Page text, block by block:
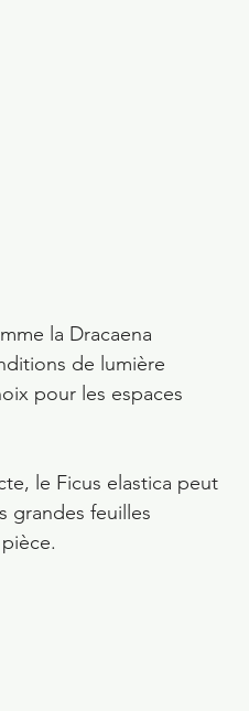
la Dracaena
de lumière
pour les espaces
le Ficus elastica peut
grandes feuilles